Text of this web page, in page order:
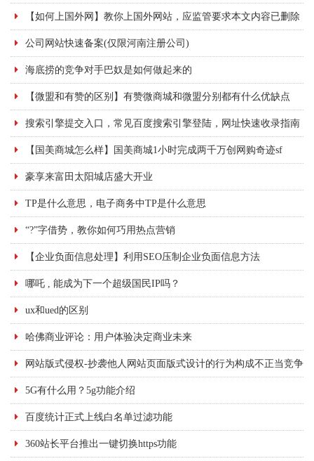
【如何上国外网】教你上国外网站，应监管要求本文内容已删除
公司网站快速备案(仅限河南注册公司)
海底捞的竞争对手巴奴是如何做起来的
【微盟和有赞的区别】有赞微商城和微盟分别都有什么优缺点
搜索引擎提交入口，常见百度搜索引擎登陆，网址快速收录指南
【国美商城怎么样】国美商城1小时完成两千万创网购奇迹sf
豪享来富田太阳城店盛大开业
TP是什么意思，电子商务中TP是什么意思
“?”字借势，教你如何巧用热点营销
【企业负面信息处理】利用SEO压制企业负面信息方法
哪吒 , 能成为下一个超级国民IP吗？
ux和ued的区别
哈佛商业评论：用户体验决定商业未来
网站版式侵权-抄袭他人网站页面版式设计的行为构成不正当竞争
5G有什么用？5g功能介绍
百度统计正式上线白名单过滤功能
360站长平台推出一键切换https功能